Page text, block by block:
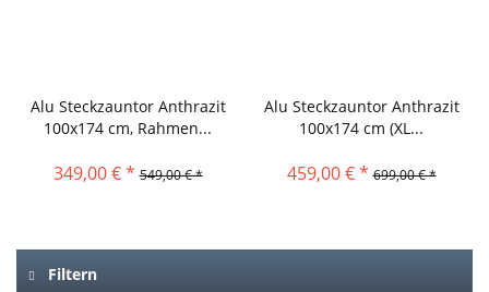
Alu Steckzauntor Anthrazit
100x174 cm, Rahmen...
349,00 € * 549,00 € *
Alu Steckzauntor Anthrazit
100x174 cm (XL...
459,00 € * 699,00 € *
Filtern